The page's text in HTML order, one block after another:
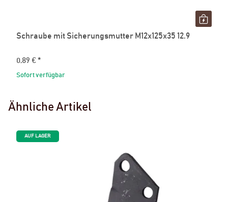
Schraube mit Sicherungsmutter M12x125x35 12.9
0,89 € *
Sofort verfügbar
Ähnliche Artikel
AUF LAGER